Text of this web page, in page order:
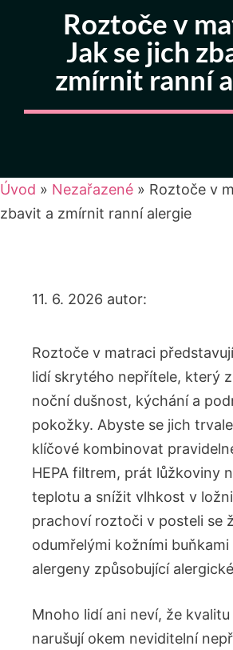
Roztoče v
Jak se jich
zmírnit ranní
Úvod » Nezařazené » Roztoče v
zbavit a zmírnit ranní alergie
11. 6. 2026 autor:
Roztoče v matraci
lidí skrytého nepřítele, který
noční dušnost, kýchání a
pokožky. Abyste se jich
klíčové kombinovat
HEPA filtrem, prát lůžkoviny
teplotu a snížit vlhkost v
prachoví roztoči v posteli se
odumřelými kožními
alergeny způsobující
Mnoho lidí ani neví, že
narušují okem neviditelní